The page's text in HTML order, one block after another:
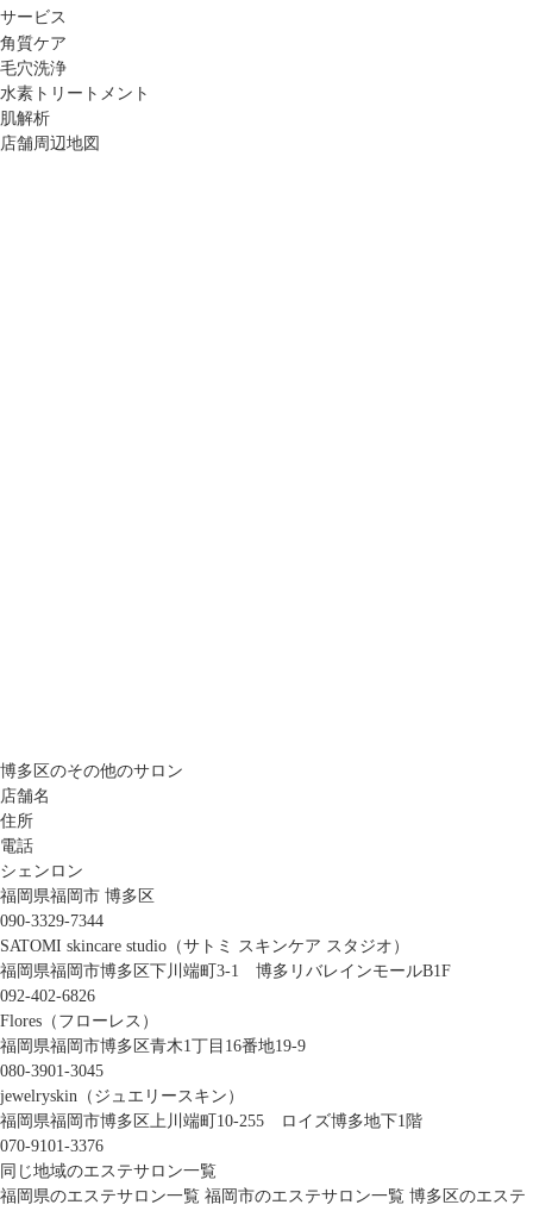
サービス
角質ケア
毛穴洗浄
水素トリートメント
肌解析
店舗周辺地図
博多区のその他のサロン
店舗名
住所
電話
シェンロン
福岡県福岡市 博多区
090-3329-7344
SATOMI skincare studio（サトミ スキンケア スタジオ）
福岡県福岡市博多区下川端町3-1 博多リバレインモールB1F
092-402-6826
Flores（フローレス）
福岡県福岡市博多区青木1丁目16番地19-9
080-3901-3045
jewelryskin（ジュエリースキン）
福岡県福岡市博多区上川端町10-255 ロイズ博多地下1階
070-9101-3376
同じ地域のエステサロン一覧
福岡県のエステサロン一覧 福岡市のエステサロン一覧 博多区のエステ